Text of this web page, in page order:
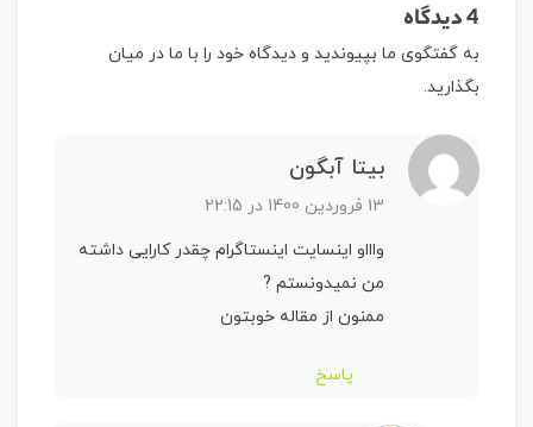
4 دیدگاه
به گفتگوی ما بپیوندید و دیدگاه خود را با ما در میان
بگذارید.
بیتا آبگون
13 فروردین 1400 در 22:15
واااو اینسایت اینستاگرام چقدر کارایی داشته
من نمیدونستم ?
ممنون از مقاله خوبتون
پاسخ